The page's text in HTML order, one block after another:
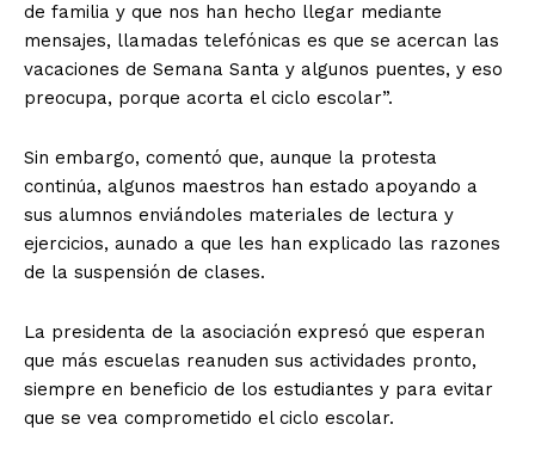
de familia y que nos han hecho llegar mediante
mensajes, llamadas telefónicas es que se acercan las
vacaciones de Semana Santa y algunos puentes, y eso
preocupa, porque acorta el ciclo escolar”.
Sin embargo, comentó que, aunque la protesta
continúa, algunos maestros han estado apoyando a
sus alumnos enviándoles materiales de lectura y
ejercicios, aunado a que les han explicado las razones
de la suspensión de clases.
La presidenta de la asociación expresó que esperan
que más escuelas reanuden sus actividades pronto,
siempre en beneficio de los estudiantes y para evitar
que se vea comprometido el ciclo escolar.